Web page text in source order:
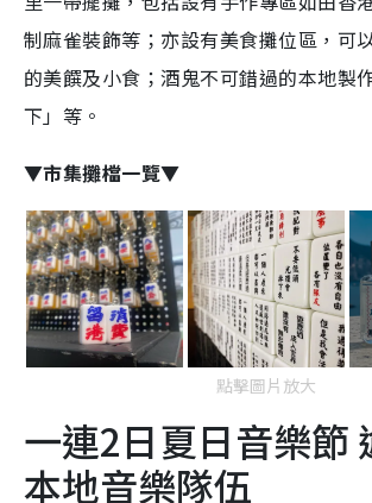
制麻雀裝飾等；亦設有美食攤位區，可
的美饌及小食；酒鬼不可錯過的本地製
下」等。
▼市集攤檔一覽▼
點擊圖片放大
一連2日夏日音樂節
本地音樂隊伍